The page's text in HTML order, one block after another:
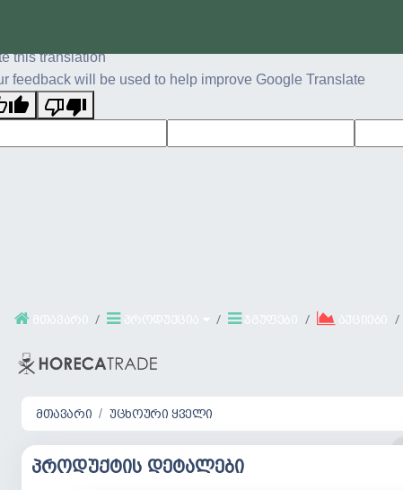
this translation
feedback will be used to help improve Google Translate
მთავარი პროდუქცია ჯგუფები
მთავარი უცხოური ყველი
პროდუქტის დეტალები